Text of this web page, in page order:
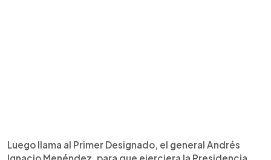
Luego llama al Primer Designado, el general Andrés
Ignacio Menéndez, para que ejerciera la Presidencia